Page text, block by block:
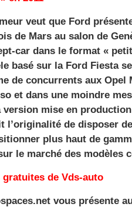
veut que Ford
de Mars au salon de
car dans le format «
basé sur la Ford Fiesta
de concurrents aux Opel
et dans une moindre
version mise en
l’originalité de disposer
plus haut de
le marché des modèles
gratuites de Vds-auto
vous présente